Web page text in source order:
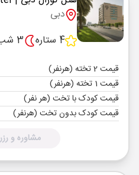
دبی
4 ستاره
3 شب
قیمت 2 تخته (هرنفر)
قیمت 1 تخته (هرنفر)
قیمت کودک با تخت (هر نفر)
قیمت کودک بدون تخت (هرنفر)
مشاوره و